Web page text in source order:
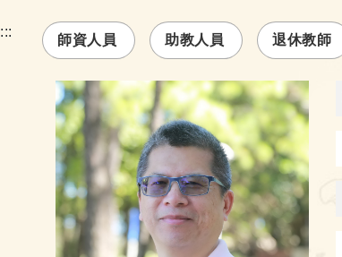
:::
師資人員 助教人員 退休教師